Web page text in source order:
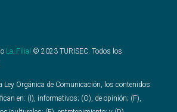
La_Filial © 2023TURISEC. Todos los
Ley Orgánica de Comunicación, los contenidos
en: (I), informativos; (O), de opinión; (F),